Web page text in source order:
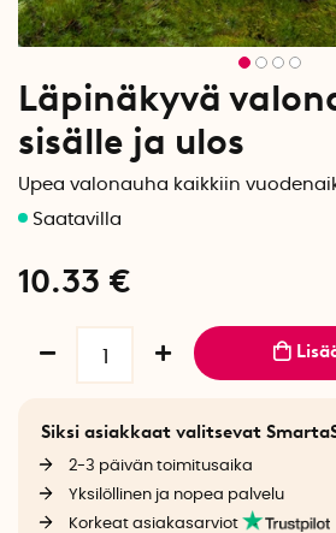
Läpinäkyvä
sisälle ja ulos
Upea valonauha kaikkiin
10.33 €
Siksi asiakkaat valitsevat
2-3 päivän toimitusaika
Yksilöllinen ja nopea palvelu
Korkeat asiakasarviot